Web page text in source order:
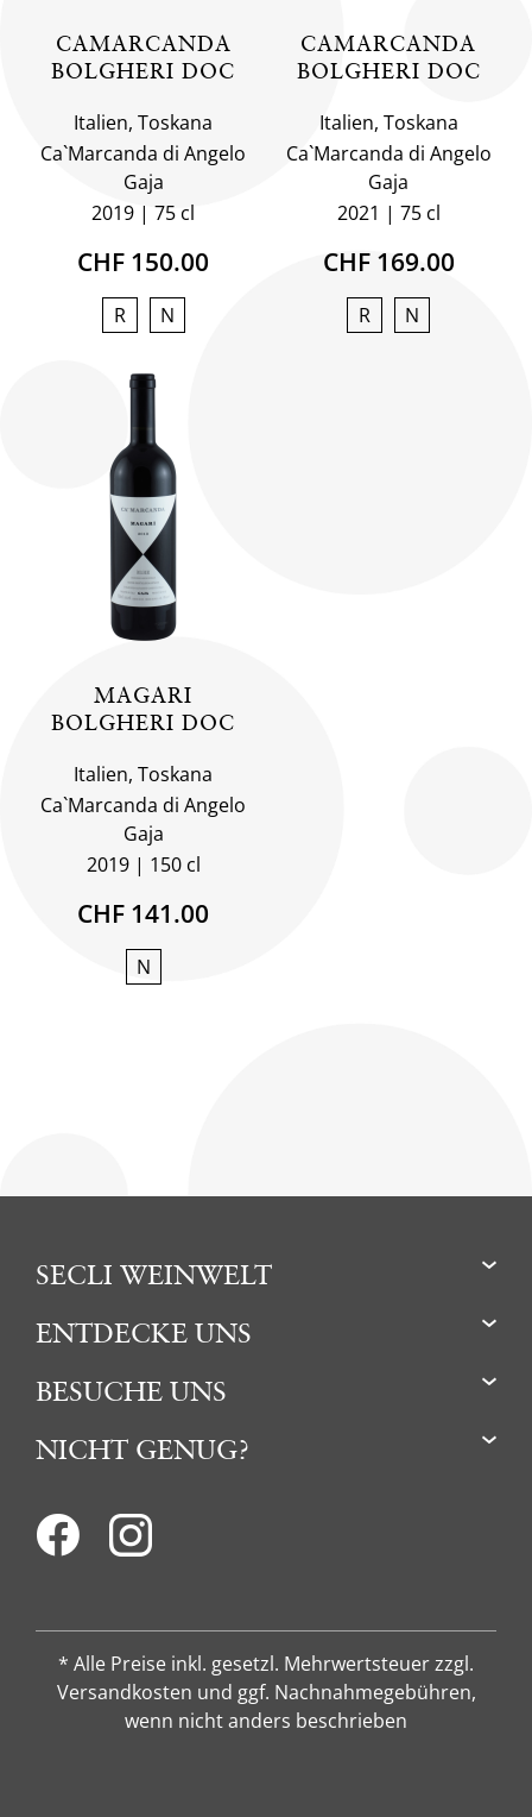
CAMARCANDA
BOLGHERI DOC
Italien, Toskana
Ca`Marcanda di Angelo
Gaja
2019
75 cl
CHF 150.00
R N
CAMARCANDA
BOLGHERI DOC
Italien, Toskana
Ca`Marcanda di Angelo
Gaja
2021
75 cl
CHF 169.00
R N
MAGARI
BOLGHERI DOC
Italien, Toskana
Ca`Marcanda di Angelo
Gaja
2019
150 cl
CHF 141.00
N
SECLI WEINWELT
ENTDECKE UNS
BESUCHE UNS
NICHT GENUG?
* Alle Preise inkl. gesetzl. Mehrwertsteuer zzgl.
Versandkosten und ggf. Nachnahmegebühren,
wenn nicht anders beschrieben